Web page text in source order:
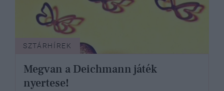
SZTÁRHÍREK
Megvan a Deichmann játék
nyertese!